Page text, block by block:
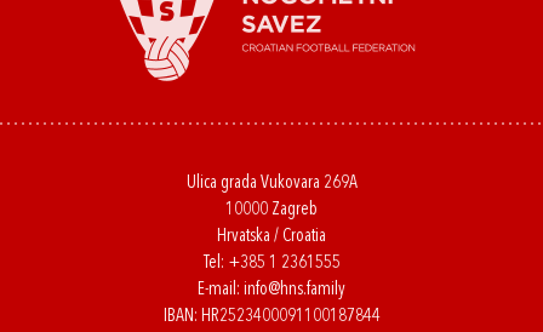
Ulica grada Vukovara 269A
10000 Zagreb
Hrvatska / Croatia
Tel: +385 1 2361555
E-mail: info@hns.family
IBAN: HR2523400091100187844